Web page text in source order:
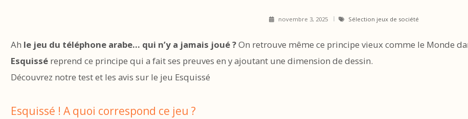
novembre 3, 2025 Sélection jeux de société
Ah le jeu du téléphone arabe… qui n’y a jamais joué ?On retrouve même ce principe vieux comme le Monde
Esquisséreprend ce principe qui a fait ses preuves en y ajoutant une dimension de dessin.
Découvrez notre test et les avis sur le jeu Esquissé
Esquissé ! A quoi correspond ce jeu ?